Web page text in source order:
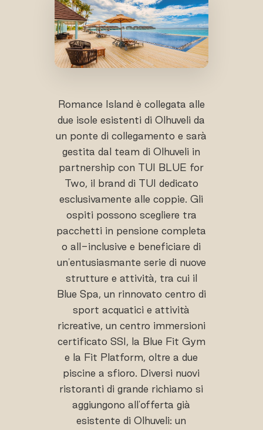
Romance Island è collegata alle
due isole esistenti di Olhuveli da
un ponte di collegamento e sarà
gestita dal team di Olhuveli in
partnership con TUI BLUE for
Two, il brand di TUI dedicato
esclusivamente alle coppie. Gli
ospiti possono scegliere tra
pacchetti in pensione completa
o all-inclusive e beneficiare di
un'entusiasmante serie di nuove
strutture e attività, tra cui il
Blue Spa, un rinnovato centro di
sport acquatici e attività
ricreative, un centro immersioni
certificato SSI, la Blue Fit Gym
e la Fit Platform, oltre a due
piscine a sfioro. Diversi nuovi
ristoranti di grande richiamo si
aggiungono all'offerta già
esistente di Olhuveli: un